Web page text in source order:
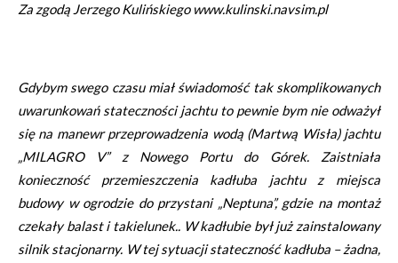
Za zgodą Jerzego Kulińskiego www.kulinski.navsim.pl
Gdybym swego czasu miał świadomość tak skomplikowanych
uwarunkowań stateczności jachtu to pewnie bym nie odważył
się na manewr przeprowadzenia wodą (Martwą Wisła) jachtu
„MILAGRO V” z Nowego Portu do Górek. Zaistniała
konieczność przemieszczenia kadłuba jachtu z miejsca
budowy w ogrodzie do przystani „Neptuna”, gdzie na montaż
czekały balast i takielunek.. W kadłubie był już zainstalowany
silnik stacjonarny. W tej sytuacji stateczność kadłuba – żadna,